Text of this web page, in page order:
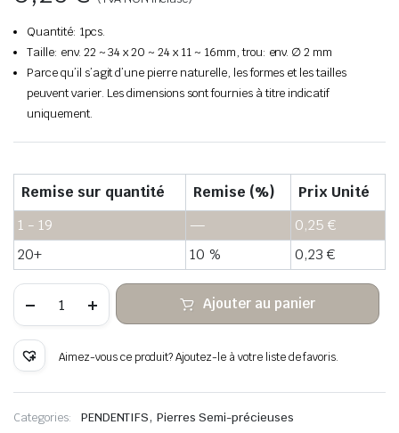
Quantité: 1pcs.
Taille: env. 22 ~ 34 x 20 ~ 24 x 11 ~ 16mm, trou: env. ∅ 2 mm
Parce qu’il s’agit d’une pierre naturelle, les formes et les tailles
peuvent varier. Les dimensions sont fournies à titre indicatif
uniquement.
Remise sur quantité Remise (%)
Prix Unité
1 - 19
— 0,25 €
20+
10 % 0,23 €
Labradorite
pierre
brute
Ajouter au panier
Aimez-vous ce produit? Ajoutez-le à votre liste de favoris.
Categories: PENDENTIFS,Pierres Semi-précieuses